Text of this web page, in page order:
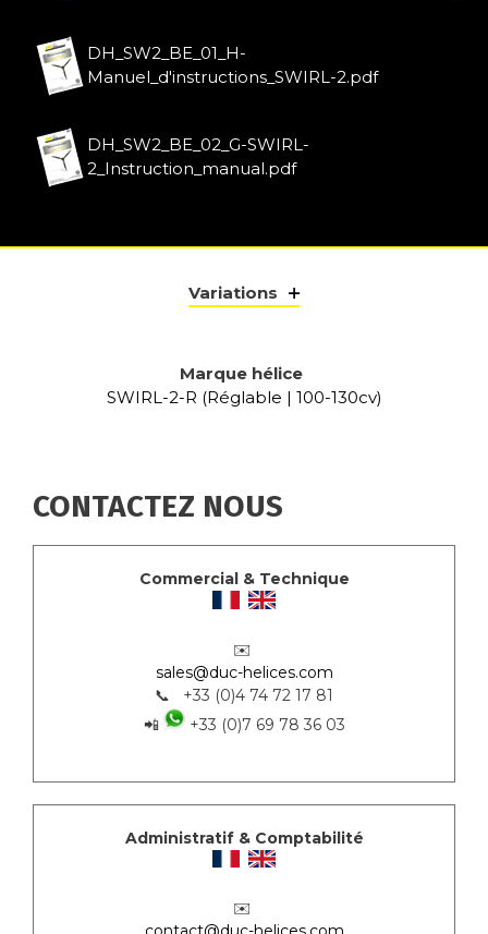
DH_SW2_BE_01_H-
Manuel_d'instructions_SWIRL-2.pdf
DH_SW2_BE_02_G-SWIRL-
2_Instruction_manual.pdf
Variations
Marque hélice
SWIRL-2-R (Réglable | 100-130cv)
CONTACTEZ NOUS
Commercial & Technique
✉️
sales@duc-helices.com
📞 +33 (0)4 74 72 17 81
📲
+33 (0)7 69 78 36 03
Administratif & Comptabilité
✉️